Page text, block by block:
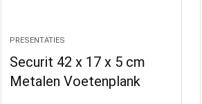
PRESENTATIES
Securit 42 x 17 x 5 cm
Metalen Voetenplank